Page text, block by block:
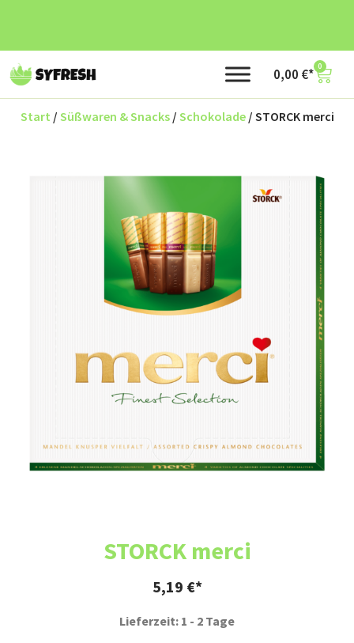
0,00 € 0
Start / Süßwaren & Snacks/ Schokolade/ STORCK merci
STORCK merci
5,19 €
Lieferzeit: 1 - 2 Tage